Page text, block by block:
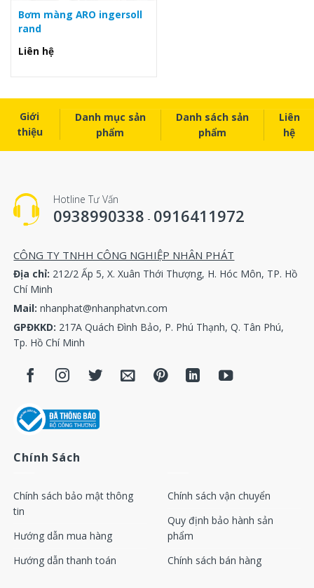
Bơm màng ARO ingersoll
rand
Liên hệ
Giới
thiệu
Danh mục sản
phẩm
Danh sách sản
phẩm
Liên
hệ
Hotline Tư Vấn
0938990338 - 0916411972
CÔNG TY TNHH CÔNG NGHIỆP NHÂN PHÁT
Địa chỉ: 212/2 Ấp 5, X. Xuân Thới Thượng, H. Hóc Môn, TP. Hồ
Chí Minh
Mail:nhanphat@nhanphatvn.com
GPĐKKD: 217A Quách Đình Bảo, P. Phú Thạnh, Q. Tân Phú,
Tp. Hồ Chí Minh
Chính Sách
Chính sách bảo mật thông
tin
Hướng dẫn mua hàng
Hướng dẫn thanh toán
Chính sách vận chuyển
Quy định bảo hành sản
phẩm
Chính sách bán hàng